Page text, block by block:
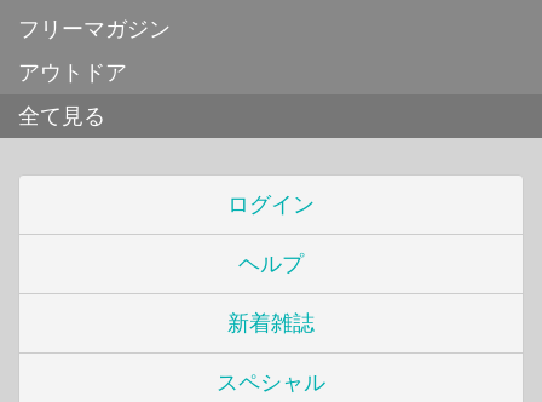
フリーマガジン
アウトドア
全て見る
ログイン
ヘルプ
新着雑誌
スペシャル